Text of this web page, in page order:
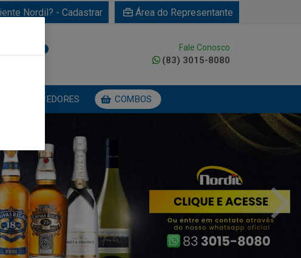
Nordil? - Cadastrar Área do Representante
Fale Conosco
(83) 3015-8080
FORNECEDORES COMBOS